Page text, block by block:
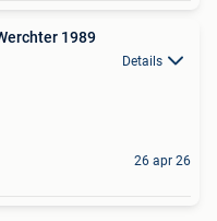
1989
Details
26 apr 26